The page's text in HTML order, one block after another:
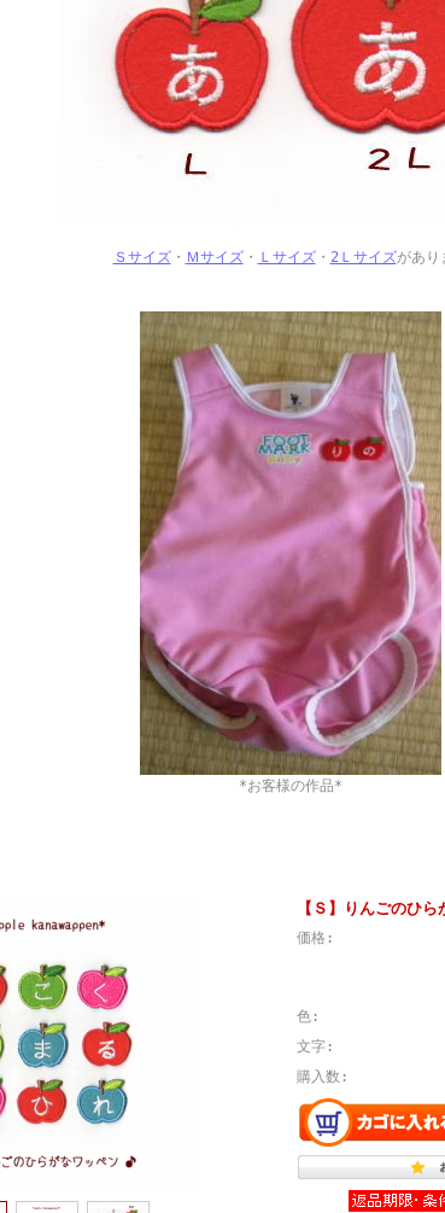
Ｓサイズ・ Ｍサイズ・ Ｌサイズ・ 2Ｌサイズがあり
*お客様の作品*
【Ｓ】りんごのひ
価格:
色:
文字:
購入数: